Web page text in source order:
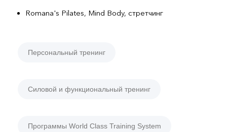
Romana's Pilates, Mind Body, стретчинг
Персональный тренинг
Силовой и функциональный тренинг
Программы World Class Training System